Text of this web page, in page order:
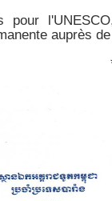
pour
auprès